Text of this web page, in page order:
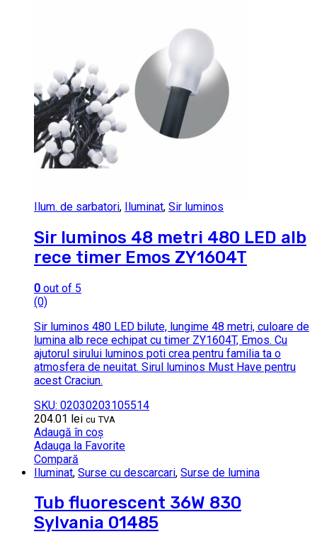
Ilum. de sarbatori, Iluminat, Sir luminos
Sir luminos 48 metri 480 LED alb
rece timer Emos ZY1604T
0 out of 5
(0)
Sir luminos 480 LED bilute, lungime 48 metri, culoare de
lumina alb rece echipat cu timer ZY1604T, Emos. Cu
ajutorul sirului luminos poti crea pentru familia ta o
atmosfera de neuitat. Sirul luminos Must Have pentru
acest Craciun.
SKU: 02030203105514
204.01 lei cu TVA
Adaugă în coș
Adauga la Favorite
Compară
Iluminat, Surse cu descarcari, Surse de lumina
Tub fluorescent 36W 830
Sylvania 01485